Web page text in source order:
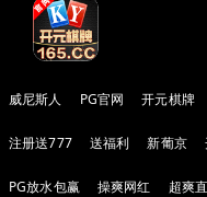
威尼斯人 PG官网 开元棋牌
注册送777 送福利 新葡京
PG放水包赢 操爽网红 超爽